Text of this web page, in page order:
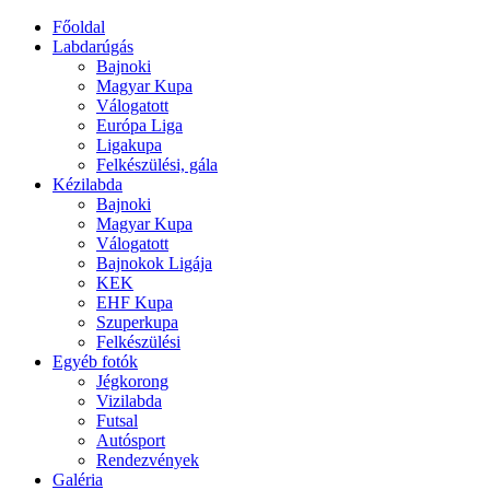
Főoldal
Labdarúgás
Bajnoki
Magyar Kupa
Válogatott
Európa Liga
Ligakupa
Felkészülési, gála
Kézilabda
Bajnoki
Magyar Kupa
Válogatott
Bajnokok Ligája
KEK
EHF Kupa
Szuperkupa
Felkészülési
Egyéb fotók
Jégkorong
Vizilabda
Futsal
Autósport
Rendezvények
Galéria